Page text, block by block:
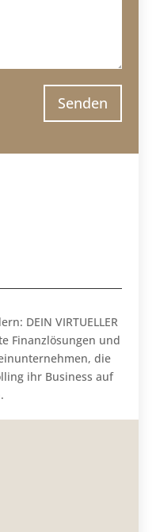
Senden
DEIN VIRTUELLER
Finanzlösungen und
die
ihr Business auf